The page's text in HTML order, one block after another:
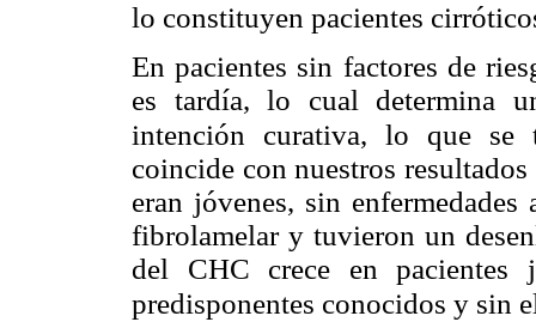
lo constituyen pacientes
En pacientes sin factores de
es tardía, lo cual determina
intención curativa, lo que se
coincide con nuestros
eran jóvenes, sin
fibrolamelar y tuvieron un
del CHC crece en pacientes
predisponentes conocidos y sin